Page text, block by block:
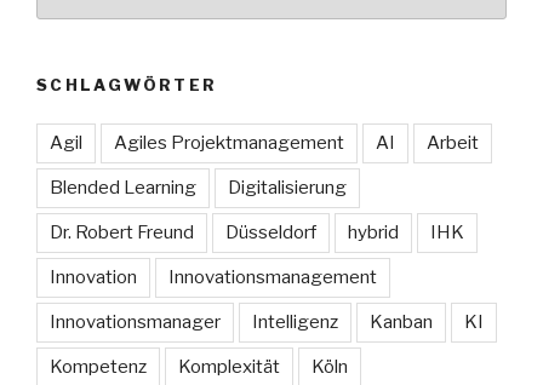
SCHLAGWÖRTER
Agil Agiles Projektmanagement AI Arbeit
Blended Learning Digitalisierung
Dr. Robert Freund Düsseldorf hybrid IHK
Innovation Innovationsmanagement
Innovationsmanager Intelligenz Kanban KI
Kompetenz Komplexität Köln